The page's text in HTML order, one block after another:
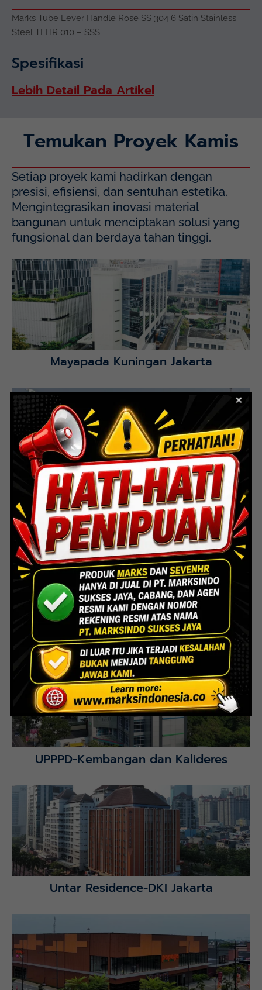
Marks Tube Lever Handle Rose SS 304 6 Satin Stainless
Steel TLHR 010 – SSS
Spesifikasi
Lebih Detail Pada Artikel
Temukan Proyek Kamis
Setiap proyek kami hadirkan dengan
presisi, efisiensi, dan sentuhan estetika.
Mengintegrasikan inovasi material
bangunan untuk menciptakan solusi yang
fungsional dan berdaya tahan tinggi.
Mayapada Hospital Kuningan (MHKN), Kuningan, Jakarta
Selatan.
Lihat Detail Proyek
Mayapada Kuningan Jakarta
Lihat Detail Proyek
Indoor Multifunction Stadium (FIBA)
Senayan
Lihat Detail Proyek
Interior Bank BTN Jatimurni, Bekasi
Lihat Detail Proyek
UPPPD-Kembangan dan Kalideres
Lihat Detail Proyek
Untar Residence-DKI Jakarta
Lihat Detail Proyek